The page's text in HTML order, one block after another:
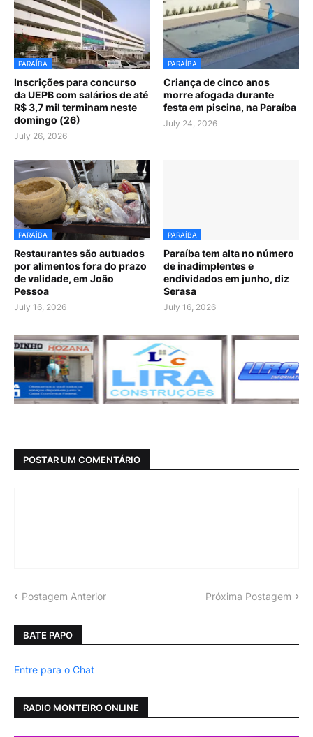
PARAÍBA
Inscrições para concurso
da UEPB com salários de até
R$ 3,7 mil terminam neste
domingo (26)
July 26, 2026
PARAÍBA
Criança de cinco anos
morre afogada durante
festa em piscina, na Paraíba
July 24, 2026
PARAÍBA
Restaurantes são autuados
por alimentos fora do prazo
de validade, em João
Pessoa
July 16, 2026
PARAÍBA
Paraíba tem alta no número
de inadimplentes e
endividados em junho, diz
Serasa
July 16, 2026
POSTAR UM COMENTÁRIO
Postagem Anterior Próxima Postagem
BATE PAPO
Entre para o Chat
RADIO MONTEIRO ONLINE